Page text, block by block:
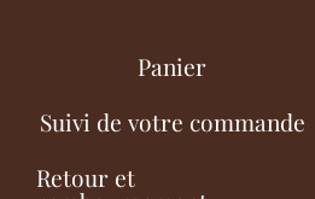
Panier
Suivi de votre commande
Retour et